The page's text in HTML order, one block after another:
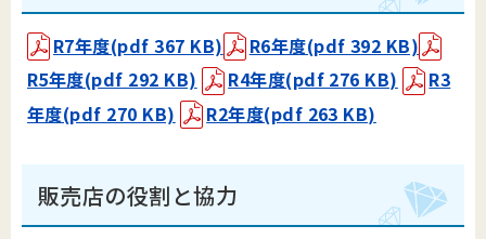
R7年度(pdf 367 KB)
R6年度(pdf 392 KB)
R5年度(pdf 292 KB)
R4年度(pdf 276 KB)
R3
年度(pdf 270 KB)
R2年度(pdf 263 KB)
販売店の役割と協力